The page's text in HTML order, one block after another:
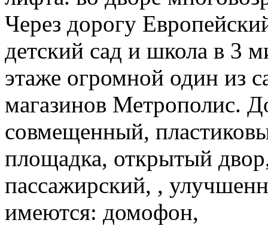
Через дорогу
детский сад и школа в 3
этаже огромной один из
магазинов Метрополис.
совмещенный,
площадка, открытый
пассажирский, ,
имеются: домофон,